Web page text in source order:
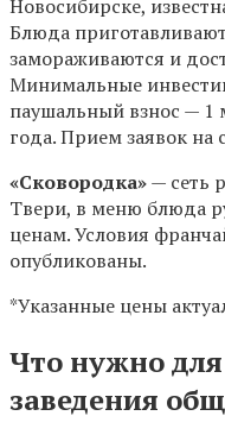
Новосибирске,
Блюда
замораживаются и
Минимальные
паушальный взнос — 1
года. Прием заявок
«Сковородка»— сеть
Твери, в меню блюда
ценам. Условия
опубликованы.
*Указанные цены
Что нужно
заведения